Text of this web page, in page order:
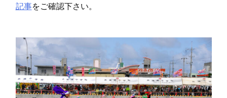
記事をご確認下さい。